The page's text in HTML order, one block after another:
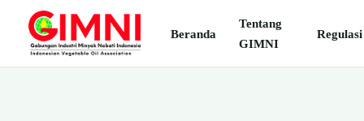
Beranda
Tentang
GIMNI
Regulasi